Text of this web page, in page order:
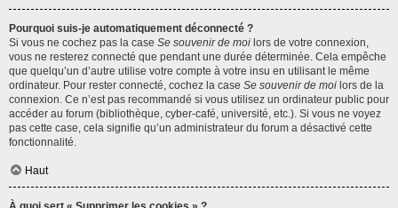
Pourquoi suis-je automatiquement déconnecté ?
Si vous ne cochez pas la case Se souvenir de moi lors de votre connexion,
vous ne resterez connecté que pendant une durée déterminée. Cela empêche
que quelqu’un d’autre utilise votre compte à votre insu en utilisant le même
ordinateur. Pour rester connecté, cochez la case Se souvenir de moi lors de la
connexion. Ce n’est pas recommandé si vous utilisez un ordinateur public pour
accéder au forum (bibliothèque, cyber-café, université, etc.). Si vous ne voyez
pas cette case, cela signifie qu’un administrateur du forum a désactivé cette
fonctionnalité.
Haut